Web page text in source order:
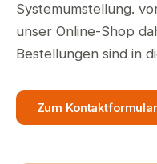
Systemumstellung.
unser Online-Shop
Bestellungen sind in
Zum Kontaktformular